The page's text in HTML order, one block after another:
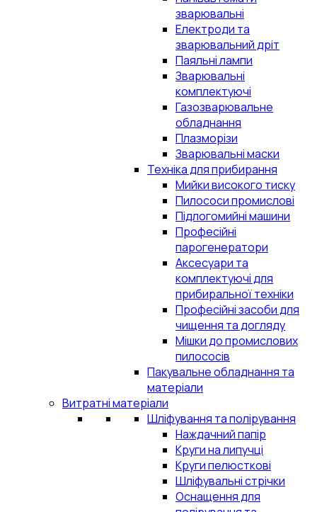
зварювальні
Електроди та
зварювальний дріт
Паяльні лампи
Зварювальні
комплектуючі
Газозварювальне
обладнання
Плазморізи
Зварювальні маски
Техніка для прибирання
Мийки високого тиску
Пилососи промислові
Підлогомийні машини
Професійні
парогенератори
Аксесуари та
комплектуючі для
прибиральної техніки
Професійні засоби для
чищення та догляду
Мішки до промислових
пилососів
Пакувальне обладнання та
матеріали
Витратні матеріали
Шліфування та полірування
Наждачний папір
Круги на липучці
Круги пелюсткові
Шліфувальні стрічки
Оснащення для